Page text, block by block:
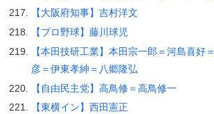
【大阪府知事】吉村洋文
【プロ野球】藤川球児
【本田技研工業】本田宗一郎＝河島喜好
彦＝伊東孝紳＝八郷隆弘
【自由民主党】高鳥修＝高鳥修一
【東横イン】西田憲正